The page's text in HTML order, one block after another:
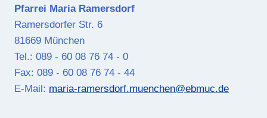
Pfarrei Maria Ramersdorf
Ramersdorfer Str. 6
81669 München
Tel.: 089 - 60 08 76 74 - 0
Fax: 089 - 60 08 76 74 - 44
E-Mail: maria-ramersdorf.muenchen@ebmuc.de